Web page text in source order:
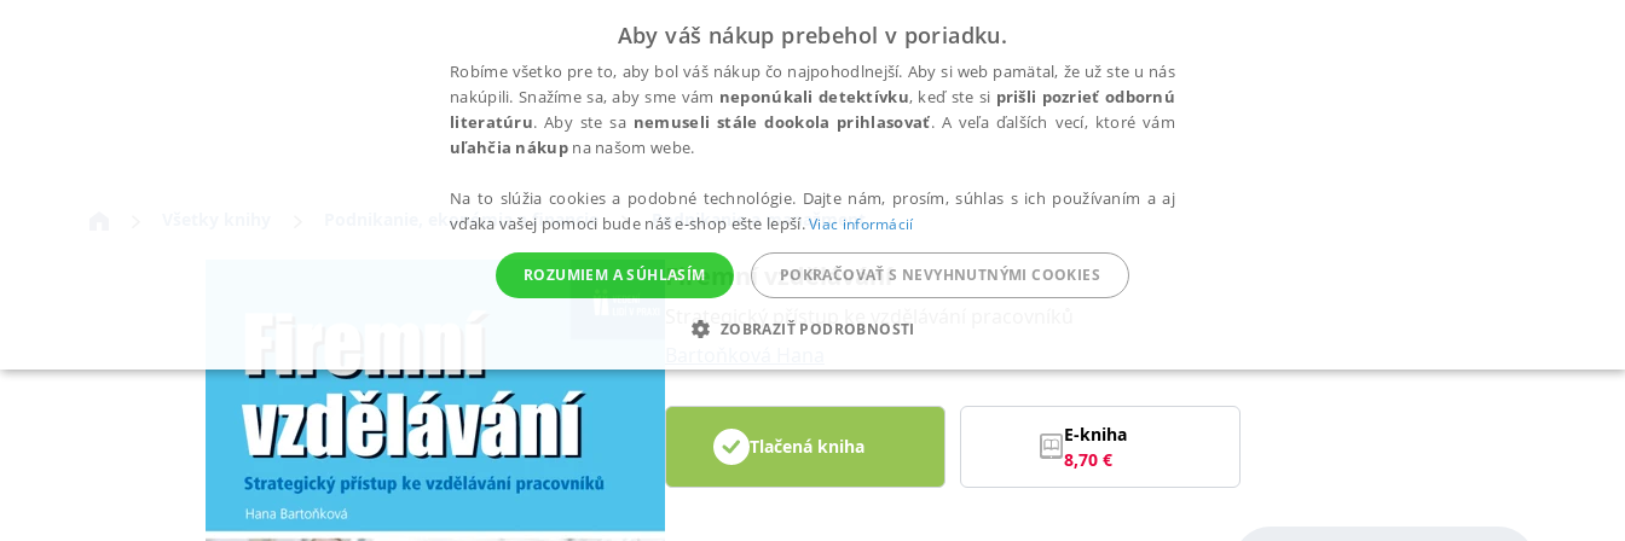
Podnikanie, ekonómia a financie Podnikanie a manažment
Firemní vzdělávání
Strategický přístup ke vzdělávání pracovníků
Tlačená kniha
E-kniha
8,70 €
Aby váš nákup prebehol v poriadku.
Robíme všetko pre to, aby bol váš nákup čo najpohodlnejší. Aby si web pamätal, že už ste u nás
nakúpili. Snažíme sa, aby sme vám neponúkali detektívku, keď ste si prišli pozrieť odbornú
literatúru. Aby ste sa nemuseli stále dookola prihlasovať. A veľa ďalších vecí, ktoré vám
uľahčia nákupna našom webe.
Na to slúžia cookies a podobné technológie. Dajte nám, prosím, súhlas s ich používaním a aj
vďaka vašej pomoci bude náš e-shop ešte lepší.Viac informácií
ROZUMIEM A SÚHLASÍM POKRAČOVAŤ S NEVYHNUTNÝMI COOKIES
ZOBRAZIŤ PODROBNOSTI
POTREBNÉ ANALYTICKÉ MARKETINGOVÉ FUNKČNÉ NEZARADENÉ SÚBORY
Potrebné Analytické
Nevyhnutné súbory cookie umožňujú základné funkcie webovej stránky, ako je prihlásenie používateľa a správa účtu. Bez nevyhnutných súborov cookie nie je možné webové stránky správne používať.